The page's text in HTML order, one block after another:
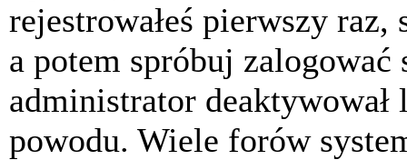
rejestrowałeś pierwszy
a potem spróbuj
administrator deaktywował
powodu. Wiele forów